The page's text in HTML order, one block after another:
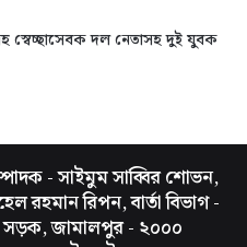
স্বেচ্ছাসেবক দল নেতাসহ দুই যুবক
- সাইমুম সাব্বির শোভন,
রহমান রিপন, বার্তা বিভাগ -
সড়ক, জামালপুর - ২০০০